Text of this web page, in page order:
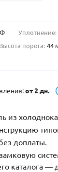
Уплотнение:
Высота порога: 44
от 2 дн.
из
доплаты.
каталога —